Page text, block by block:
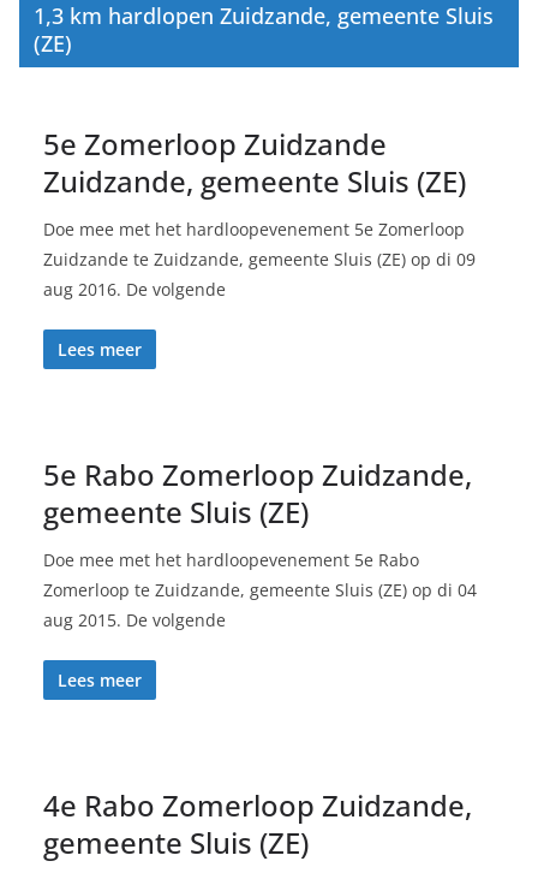
1,3 km hardlopen Zuidzande, gemeente Sluis
(ZE)
5e Zomerloop Zuidzande
Zuidzande, gemeente Sluis (ZE)
Doe mee met het hardloopevenement 5e Zomerloop
Zuidzande te Zuidzande, gemeente Sluis (ZE) op di 09
aug 2016. De volgende
Lees meer
5e Rabo Zomerloop Zuidzande,
gemeente Sluis (ZE)
Doe mee met het hardloopevenement 5e Rabo
Zomerloop te Zuidzande, gemeente Sluis (ZE) op di 04
aug 2015. De volgende
Lees meer
4e Rabo Zomerloop Zuidzande,
gemeente Sluis (ZE)